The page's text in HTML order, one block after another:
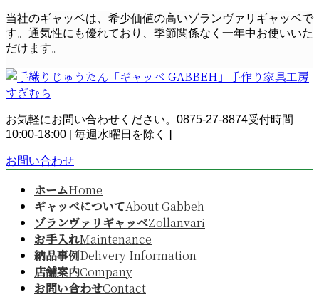
コ
ン
テ
ツ
へ
キ
ッ
ナ
ビ
ゲ
シ
ョ
に
移
当社のギャッベは、希少価値の高いゾランヴァリギャッベで
す。通気性にも優れており、季節関係なく一年中お使いいた
だけます。
お気軽にお問い合わせください。 0875-27-8874受付時間
10:00-18:00 [ 毎週水曜日を除く ]
お問い合わせ
ホームHome
ギャッベについてAbout Gabbeh
ゾランヴァリギャッベZollanvari
お手入れMaintenance
納品事例Delivery Information
店舗案内Company
お問い合わせContact